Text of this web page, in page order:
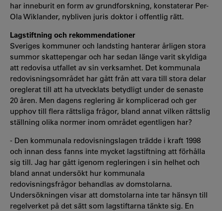
har inneburit en form av grundforskning, konstaterar Per-
Ola Wiklander, nybliven juris doktor i offentlig rätt.
Lagstiftning och rekommendationer
Sveriges kommuner och landsting hanterar årligen stora
summor skattepengar och har sedan länge varit skyldiga
att redovisa utfallet av sin verksamhet. Det kommunala
redovisningsområdet har gått från att vara till stora delar
oreglerat till att ha utvecklats betydligt under de senaste
20 åren. Men dagens reglering är komplicerad och ger
upphov till flera rättsliga frågor, bland annat vilken rättslig
ställning olika normer inom området egentligen har?
- Den kommunala redovisningslagen trädde i kraft 1998
och innan dess fanns inte mycket lagstiftning att förhålla
sig till. Jag har gått igenom regleringen i sin helhet och
bland annat undersökt hur kommunala
redovisningsfrågor behandlas av domstolarna.
Undersökningen visar att domstolarna inte tar hänsyn till
regelverket på det sätt som lagstiftarna tänkte sig. En